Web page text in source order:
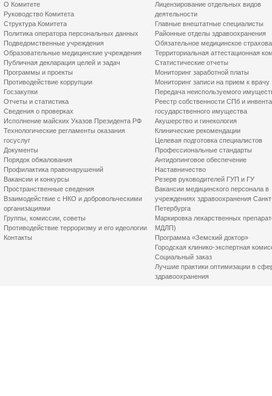
О Комитете
Руководство Комитета
Структура Комитета
Политика оператора персональных данных
Подведомственные учреждения
Образовательные медицинские учреждения
Публичная декларация целей и задач
Программы и проекты
Противодействие коррупции
Госзакупки
Отчеты и статистика
Сведения о проверках
Исполнение майских Указов Президента РФ
Технологические регламенты оказания
госуслуг
Документы
Порядок обжалования
Профилактика правонарушений
Вакансии и конкурсы
Пространственные сведения
Взаимодействие с НКО и добровольческими
организациями
Группы, комиссии, советы
Противодействие терроризму и его идеологии
Контакты
Лицензирование отдельных видов
деятельности
Главные внештатные специалисты
Районные отделы здравоохранения
Обязательное медицинское
Территориальная аттестационная
Статистические отчеты
Мониторинг заработной платы
Мониторинг записи на прием к врачу
Передача неиспользуемого
Реестр собственности СПб и
государственного имущества
Акушерство и гинекология
Клинические рекомендации
Целевая подготовка специалистов
Профессиональные стандарты
Антидопинговое обеспечение
Наставничество
Резерв руководителей ГУП и ГУ
Вакансии медицинского персонала в
учреждениях здравоохранения
Петербурга
Маркировка лекарственных
МДЛП)
Программа «Земский доктор»
Городская клинико-экспертная
Социальный заказ
Лучшие практики оптимизации в
здравоохранения